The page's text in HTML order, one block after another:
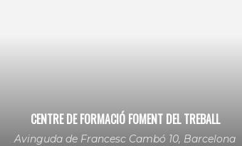
CENTRE DE FORMACIÓ FOMENT DEL TREBALL
Avinguda de Francesc Cambó 10, Barcelona